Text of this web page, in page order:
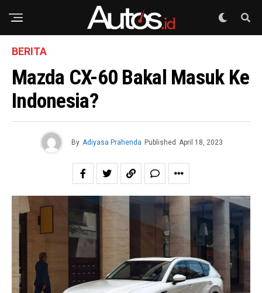
BERITA
Mazda CX-60 Bakal Masuk Ke
Indonesia?
By Adiyasa Prahenda Published April 18, 2023